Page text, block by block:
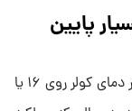
پایین
یکی از رایج‌ترین باورهای اشتباه این است که اگر دمای کولر روی ۱۶ یا